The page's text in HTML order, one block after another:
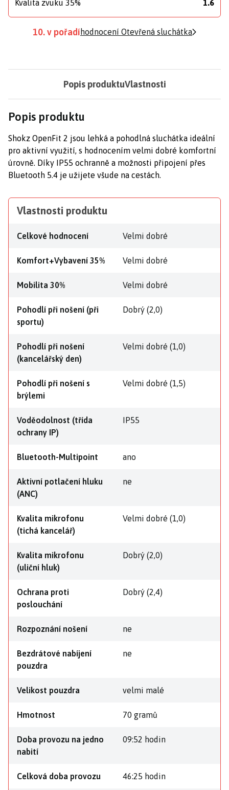
Kvalita zvuku 35% 1.6
10. v pořadí hodnocení Otevřená sluchátka
Popis produktuVlastnosti
Popis produktu
Shokz OpenFit 2 jsou lehká a pohodlná sluchátka ideální
pro aktivní využití, s hodnocením velmi dobré komfortní
úrovně. Díky IP55 ochranně a možnosti připojení přes
Bluetooth 5.4 je užijete všude na cestách.
Vlastnosti produktu
Celkové hodnocení Velmi dobré
Komfort+Vybavení 35% Velmi dobré
Mobilita 30% Velmi dobré
Pohodlí při nošení (při
sportu)
Dobrý (2,0)
Pohodlí při nošení
(kancelářský den)
Velmi dobré (1,0)
Pohodlí při nošení s
brýlemi
Velmi dobré (1,5)
Voděodolnost (třída
ochrany IP)
IP55
Bluetooth-Multipoint ano
Aktivní potlačení hluku
(ANC)
ne
Kvalita mikrofonu
(tichá kancelář)
Velmi dobré (1,0)
Kvalita mikrofonu
(uliční hluk)
Dobrý (2,0)
Ochrana proti
poslouchání
Dobrý (2,4)
Rozpoznání nošení ne
Bezdrátové nabíjení
pouzdra
ne
Velikost pouzdra velmi malé
Hmotnost 70 gramů
Doba provozu na jedno
nabití
09:52 hodin
Celková doba provozu 46:25 hodin